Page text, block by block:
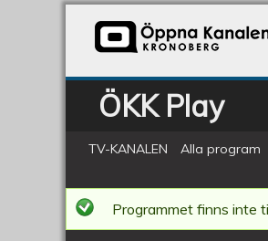
ÖKK Play
TV-KANALEN Alla program
RixMix:
Mitt
Programmet finns inte